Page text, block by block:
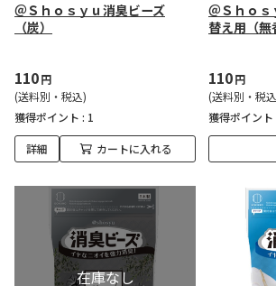
＠Ｓｈｏｓｙｕ消臭ビーズ
（炭）
110円
(送料別・税込)
獲得ポイント : 1
詳細 カートに入れる
＠Ｓｈｏｓ
替え用（無
110円
(送料別・税
獲得ポイント